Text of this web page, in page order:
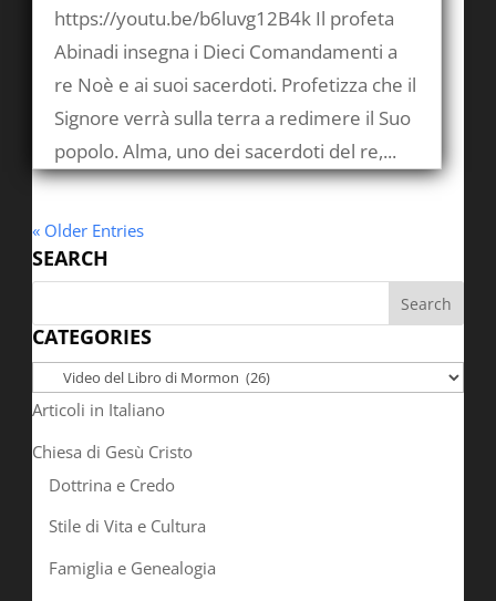
https://youtu.be/b6luvg12B4k Il profeta
Abinadi insegna i Dieci Comandamenti a
re Noè e ai suoi sacerdoti. Profetizza che il
Signore verrà sulla terra a redimere il Suo
popolo. Alma, uno dei sacerdoti del re,...
« Older Entries
SEARCH
CATEGORIES
Categories
Articoli in Italiano
Chiesa di Gesù Cristo
Dottrina e Credo
Stile di Vita e Cultura
Famiglia e Genealogia